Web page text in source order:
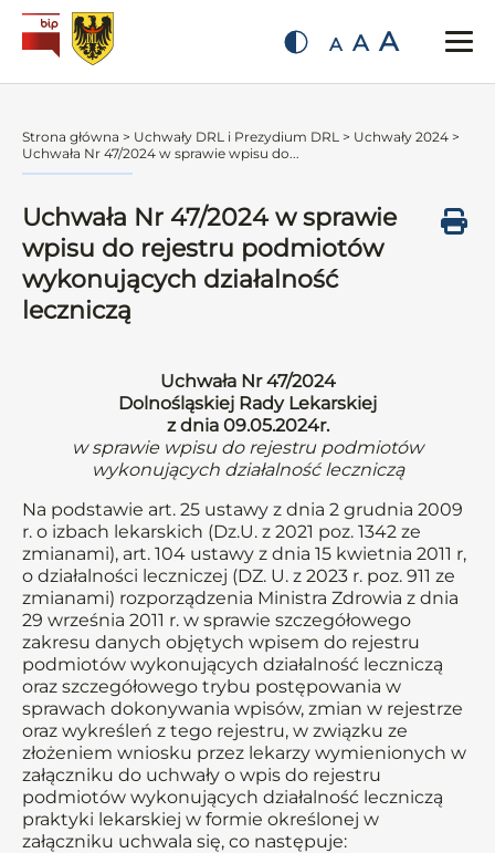
A A A
Strona główna > Uchwały DRL i Prezydium DRL > Uchwały 2024 >
Uchwała Nr 47/2024 w sprawie wpisu do...
Uchwała Nr 47/2024 w sprawie
wpisu do rejestru podmiotów
wykonujących działalność
leczniczą
Uchwała Nr 47/2024
Dolnośląskiej Rady Lekarskiej
z dnia 09.05.2024r.
w sprawie wpisu do rejestru podmiotów
wykonujących działalność leczniczą
Na podstawie art. 25 ustawy z dnia 2 grudnia 2009
r. o izbach lekarskich (Dz.U. z 2021 poz. 1342 ze
zmianami), art. 104 ustawy z dnia 15 kwietnia 2011 r,
o działalności leczniczej (DZ. U. z 2023 r. poz. 911 ze
zmianami) rozporządzenia Ministra Zdrowia z dnia
29 września 2011 r. w sprawie szczegółowego
zakresu danych objętych wpisem do rejestru
podmiotów wykonujących działalność leczniczą
oraz szczegółowego trybu postępowania w
sprawach dokonywania wpisów, zmian w rejestrze
oraz wykreśleń z tego rejestru, w związku ze
złożeniem wniosku przez lekarzy wymienionych w
załączniku do uchwały o wpis do rejestru
podmiotów wykonujących działalność leczniczą
praktyki lekarskiej w formie określonej w
załączniku uchwala się, co następuje: